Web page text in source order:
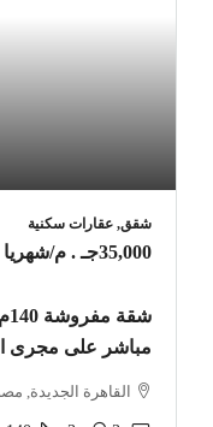
شقق, عقارات سكنية
35,000جـ . م /شهريا
مباشر على مجرى
القاهرة الجديدة,